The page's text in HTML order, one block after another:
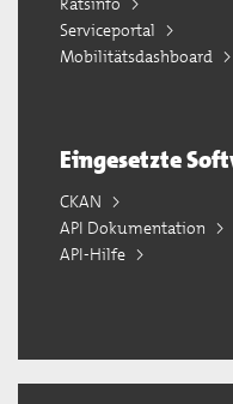
Serviceportal
Mobilitätsdashboard
Eingesetzte
CKAN
API Dokumentation
API-Hilfe